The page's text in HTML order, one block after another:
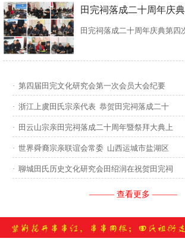
田完祠落成二十周年庆
田完祠落成二十周年庆典第四
祖”第四次预备会议。 常务副
议...
· 第四届田完文化研究会第一次会员大会纪要
· 浙江上虞田氏宗亲代表 恭贺田完祠落成二十
· 田云山宗亲田完祠落成二十周年暨祭拜大典上
· 世界舜裔宗亲联谊会常委 山西运城市盐湖区
· 聊城田氏历史文化研究会田绍润在祝贺田完祠
——— 查看更多 ———